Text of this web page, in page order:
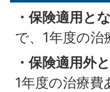
・保険適用と
で、1年度の
・保険適用外
1年度の治療